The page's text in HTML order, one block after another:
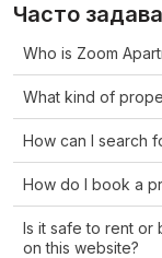
Часто
Who is Zoom
What kind of
How can I search
How do I book a
Is it safe to rent or
on this website?